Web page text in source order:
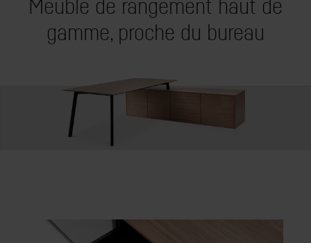
gamme, proche du bureau